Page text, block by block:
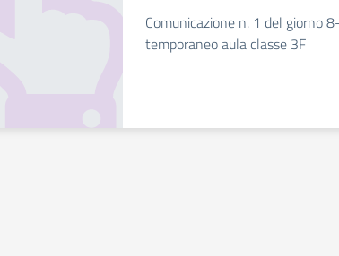
Comunicazione n. 1 del giorno
temporaneo aula classe 3F